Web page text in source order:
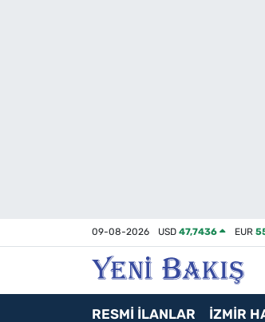
09-08-2026 USD47,7436 EUR
RESMİ İLANLAR İZMİR
Asayiş / Polis-Adliye
Magazin